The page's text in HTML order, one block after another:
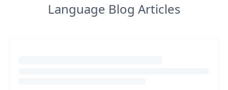
Language Blog Articles